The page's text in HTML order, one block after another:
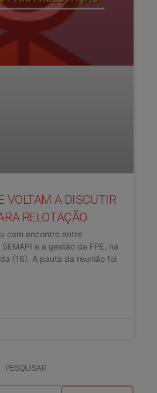
VOLTAM A DISCUTIR
RELOTAÇÃO
com encontro entre
e a gestão da FPE, na
(16). A pauta da reunião foi
PESQUISAR